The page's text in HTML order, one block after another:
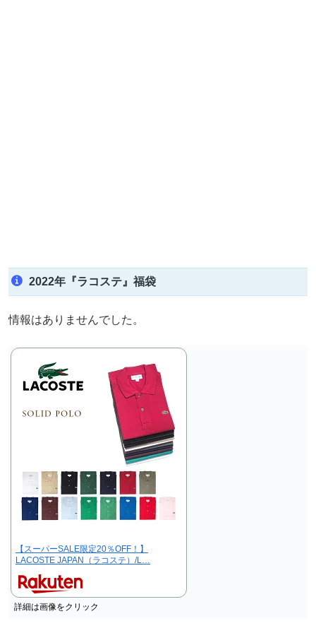
2022年『ラコステ』福袋
情報はありませんでした。
【スーパーSALE限定20％OFF！】
LACOSTE JAPAN（ラコステ）/L…
詳細は画像をクリック